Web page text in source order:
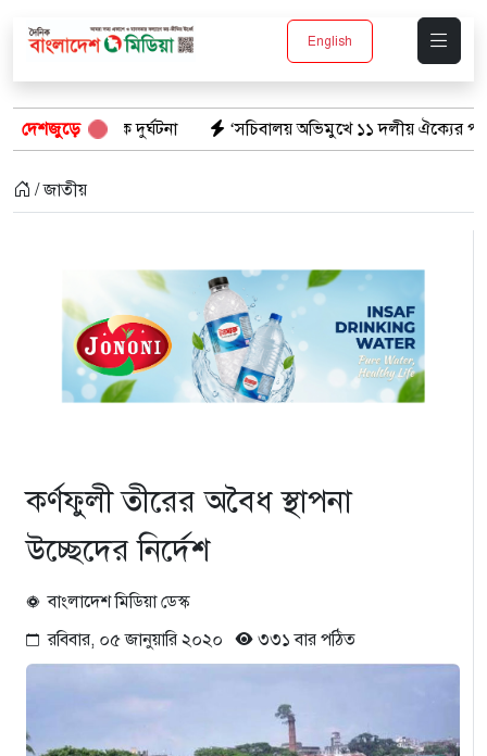
English
দেশজুড়ে
দুর্ঘটনা ‘সচিবালয় অভিমুখে ১১ দলীয় ঐক্যের পদযাত্রায় পুলিশের
/ জাতীয়
কর্ণফুলী তীরের অবৈধ স্থাপনা
উচ্ছেদের নির্দেশ
বাংলাদেশ মিডিয়া ডেস্ক
রবিবার, ০৫ জানুয়ারি ২০২০
৩৩১ বার পঠিত